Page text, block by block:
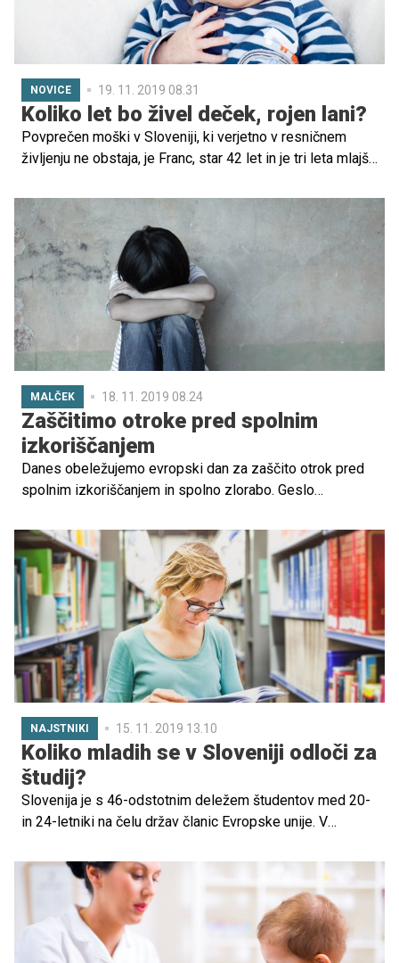
NOVICE 19. 11. 2019 08.31
Koliko let bo živel deček, rojen lani?
Povprečen moški v Sloveniji, ki verjetno v resničnem
življenju ne obstaja, je Franc, star 42 let in je tri leta mlajši
kot ženske, njegova povprečna mesečna bruto plača za
lani pa je bila višja od plače žensk, je za STA sporočil
državni statistični urad ob 19. novembru, mednarodnem
dnevu moških.
MALČEK 18. 11. 2019 08.24
Zaščitimo otroke pred spolnim
izkoriščanjem
Danes obeležujemo evropski dan za zaščito otrok pred
spolnim izkoriščanjem in spolno zlorabo. Geslo
spolnega nasilja. Otroci so prepogosto postavljeni ob
stran pri odločanju o stvareh, ki se jih neposredno tičejo,
so ob tem opozorili v Društvu SOS telefon.
NAJSTNIKI 15. 11. 2019 13.10
Koliko mladih se v Sloveniji odloči za
študij?
Slovenija je s 46-odstotnim deležem študentov med 20-
in 24-letniki na čelu držav članic Evropske unije. V
vpisalo skoraj 76.000 študentov, med študenti
prevladujejo ženske. Uspešno diplomira dobra polovica
vpisanih na prvo stopnjo, kažejo podatki Statističnega
urada RS (Surs).